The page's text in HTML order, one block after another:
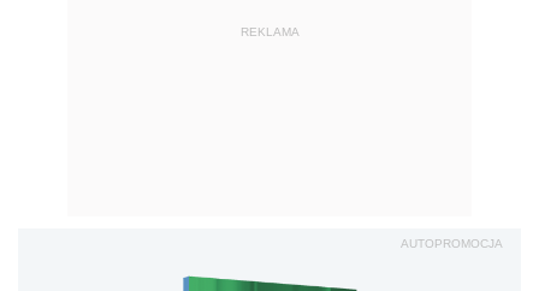
REKLAMA
AUTOPROMOCJA